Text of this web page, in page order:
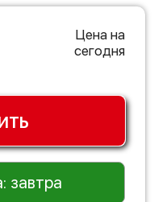
Цена на
сегодня
завтра